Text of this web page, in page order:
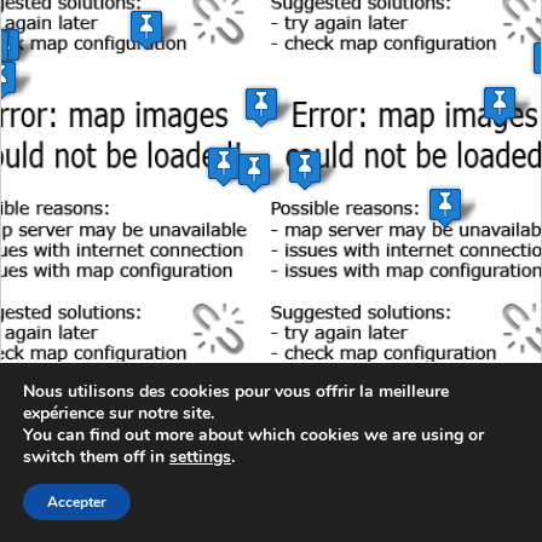
30 km
20 mi
Nous utilisons des cookies pour vous offrir la meilleure
expérience sur notre site.
You can find out more about which cookies we are using or
switch them off in settings.
Accepter